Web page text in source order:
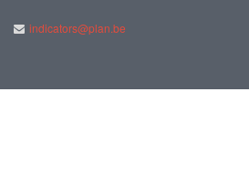
indicators@plan.be